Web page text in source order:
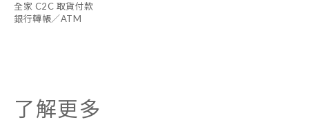
全家 C2C 取貨付款
銀行轉帳／ATM
了解更多